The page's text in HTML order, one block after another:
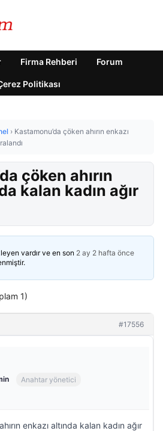
Firma Rehberi Forum
Politikası
› Kastamonu’da çöken ahırın enkazı
çöken ahırın
kalan kadın ağır
vardır ve en son 2 ay 2 hafta önce
1)
#17556
Anahtar yönetici
enkazı altında kalan kadın ağır